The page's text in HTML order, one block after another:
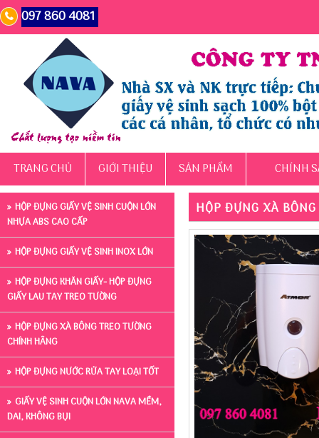
097 860 4081
TRANG CHỦ GIỚI THIỆU SẢN PHẨM CHÍNH
HỘP ĐỰNG GIẤY VỆ SINH CUỘN LỚN
NHỰA ABS CAO CẤP
HỘP ĐỰNG GIẤY VỆ SINH INOX LỚN
HỘP ĐỰNG KHĂN GIẤY- HỘP ĐỰNG
GIẤY LAU TAY TREO TƯỜNG
HỘP ĐỰNG XÀ BÔNG TREO TƯỜNG
CHÍNH HÃNG
HỘP ĐỰNG NƯỚC RỬA TAY LOẠI TỐT
GIẤY VỆ SINH CUỘN LỚN NAVA MỀM,
DAI, KHÔNG BỤI
HỘP ĐỰNG XÀ